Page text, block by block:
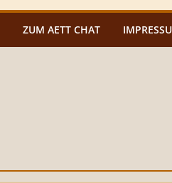
ZUM AETT CHAT